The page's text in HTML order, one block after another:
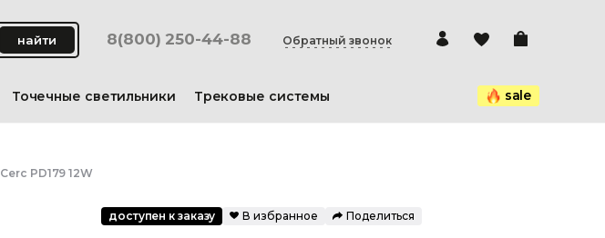
найти 8(800) 250-44-88 Обратный звонок
Точечные светильники Трековые системы sale
Cerc PD179 12W
доступен к заказу В избранное Поделиться